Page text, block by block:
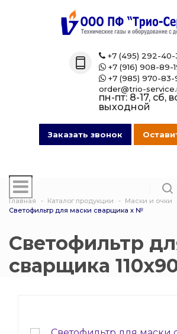
Назад
Технические газы
Газовые баллоны
016 Сварочная проволока
007 Зажимы
014 Редуктора
+7 (495) 292-40-
+7 (916) 908-89-
+7 (985) 970-83-
order@trio-
пн-пт: 8-17, сб,
выходной
Заказать звонок
Главная Каталог продукции
Маски и очки
Светофильтр для маски сварщика х №
Светофильтр
сварщика